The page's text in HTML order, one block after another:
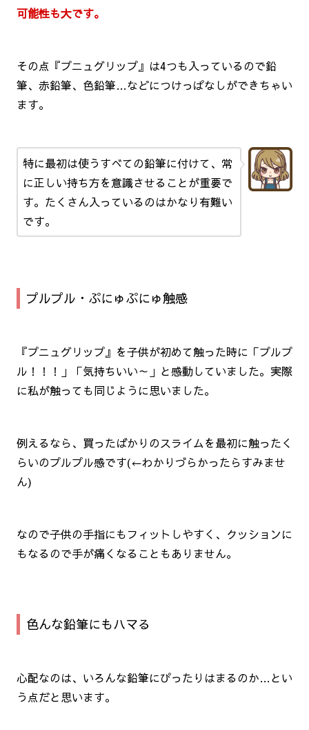
可能性も大です。
その点『プニュグリップ』は4つも入っているので鉛
筆、赤鉛筆、色鉛筆…などにつけっぱなしができちゃい
ます。
特に最初は使うすべての鉛筆に付けて、常
に正しい持ち方を意識させることが重要で
す。たくさん入っているのはかなり有難い
です。
プルプル・ぷにゅぷにゅ触感
『プニュグリップ』を子供が初めて触った時に「プルプ
ル！！！」「気持ちいい～」と感動していました。実際
に私が触っても同じように思いました。
例えるなら、買ったばかりのスライムを最初に触ったく
らいのプルプル感です(←わかりづらかったらすみませ
ん)
なので子供の手指にもフィットしやすく、クッションに
もなるので手が痛くなることもありません。
色んな鉛筆にもハマる
心配なのは、いろんな鉛筆にぴったりはまるのか…とい
う点だと思います。